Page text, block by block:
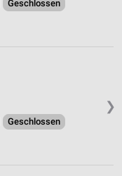
Geschlossen
❯
Geschlossen